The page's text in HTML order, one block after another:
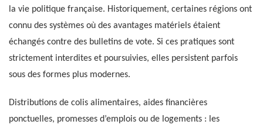
la vie politique française. Historiquement, certaines régions ont
connu des systèmes où des avantages matériels étaient
échangés contre des bulletins de vote. Si ces pratiques sont
strictement interdites et poursuivies, elles persistent parfois
sous des formes plus modernes.
Distributions de colis alimentaires, aides financières
ponctuelles, promesses d’emplois ou de logements : les